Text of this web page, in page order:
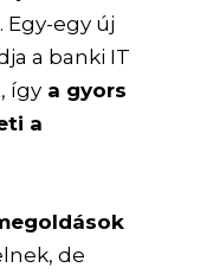
Egy-egy új
a banki IT
így a gyors
a
de